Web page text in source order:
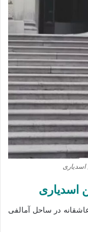
اسدیاری
اسدیاری
عاشقانه در ساحل آمالفی